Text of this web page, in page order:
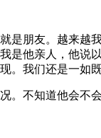
朋友。越来越
他亲人，他说
。我们还是一如既
不知道他会不